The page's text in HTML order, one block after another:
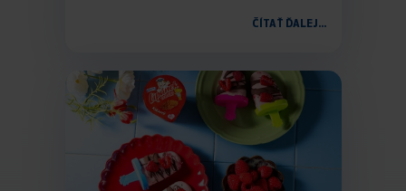
ČÍTAŤ ĎALEJ...